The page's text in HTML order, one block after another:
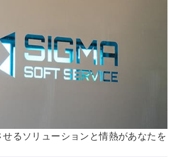
せるソリューションと情熱があなたを